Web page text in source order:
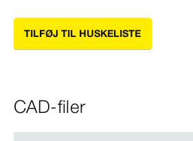
TILFØJ TIL HUSKELISTE
CAD-filer